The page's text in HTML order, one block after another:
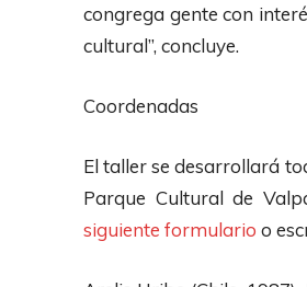
congrega gente con
cultural”, concluye.
Coordenadas
El taller se desarrollará
Parque Cultural de
siguiente formulario o